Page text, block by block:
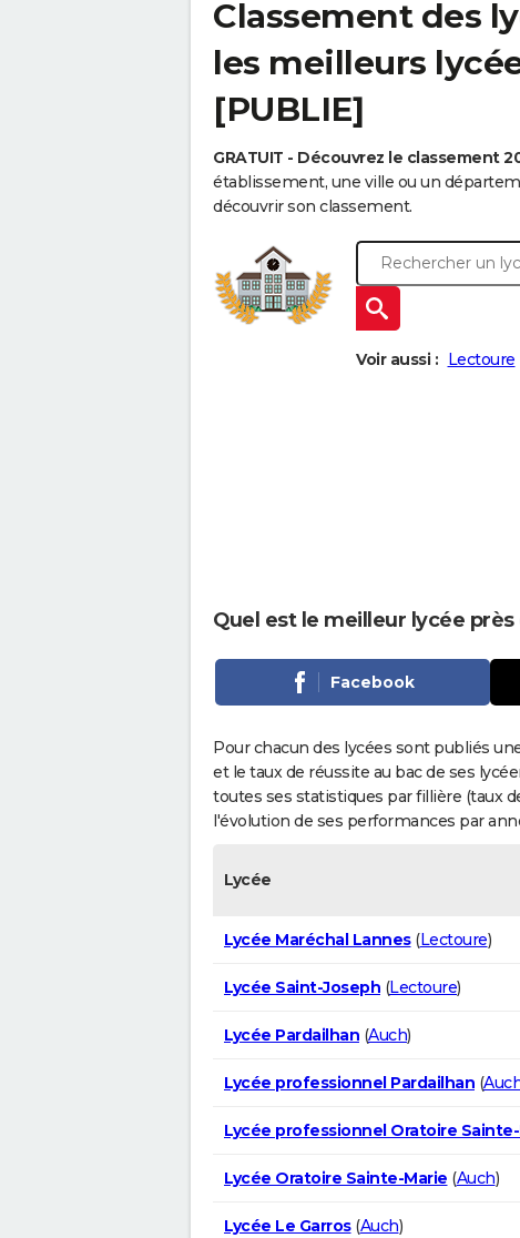
Classement des
les meilleurs
[PUBLIE]
GRATUIT - Découvrez le classement
établissement, une ville ou un
découvrir son classement.
Voir aussi : Lectoure
Quel est le meilleur lycée près
Facebook
Pour chacun des lycées sont publiés
et le taux de réussite au bac de ses
toutes ses statistiques par fillière (taux
l'évolution de ses performances par
Lycée
Lycée Maréchal Lannes(Lectoure)
Lycée Saint-Joseph (Lectoure)
Lycée Pardailhan (Auch)
Lycée professionnel Pardailhan (
Lycée professionnel Oratoire
Lycée Oratoire Sainte-Marie (Auch)
Lycée Le Garros(Auch)